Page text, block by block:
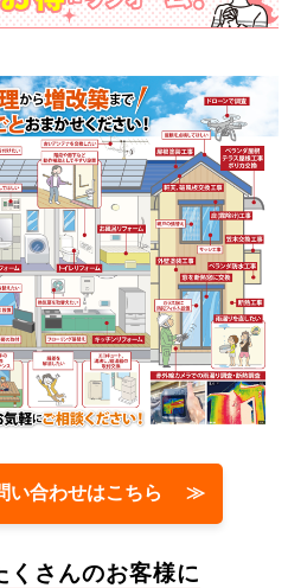
い合わせはこちら ≫
くさんのお客様に